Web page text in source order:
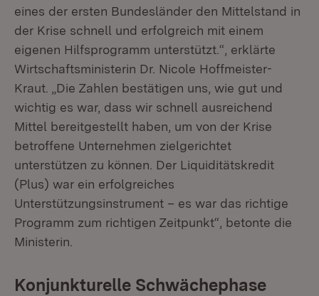
eines der ersten Bundesländer den Mittelstand in
der Krise schnell und erfolgreich mit einem
eigenen Hilfsprogramm unterstützt.“, erklärte
Wirtschaftsministerin Dr. Nicole Hoffmeister-
Kraut. „Die Zahlen bestätigen uns, wie gut und
wichtig es war, dass wir schnell ausreichend
Mittel bereitgestellt haben, um von der Krise
betroffene Unternehmen zielgerichtet
unterstützen zu können Der Liquiditätskredit
(Plus) war ein erfolgreiches
Unterstützungsinstrument – es war das richtige
Programm zum richtigen Zeitpunkt“, betonte die
Ministerin.
Konjunkturelle Schwächephase